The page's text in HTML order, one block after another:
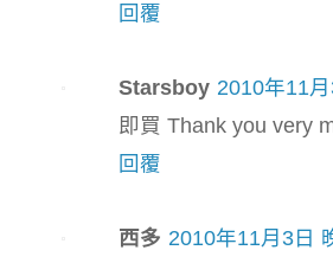
回覆
Starsboy 2010年11
即買 Thank you very
回覆
西多 2010年11月3日